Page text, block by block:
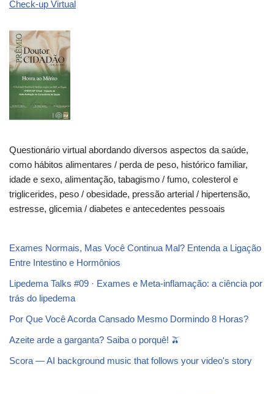
Check-up Virtual
Questionário virtual abordando diversos aspectos da saúde,
como hábitos alimentares / perda de peso, histórico familiar,
idade e sexo, alimentação, tabagismo / fumo, colesterol e
triglicerides, peso / obesidade, pressão arterial / hipertensão,
estresse, glicemia / diabetes e antecedentes pessoais
Exames Normais, Mas Você Continua Mal? Entenda a Ligação
Entre Intestino e Hormônios
Lipedema Talks #09 · Exames e Meta-inflamação: a ciência por
trás do lipedema
Por Que Você Acorda Cansado Mesmo Dormindo 8 Horas?
Azeite arde a garganta? Saiba o porquê! 🫒
Scora — AI background music that follows your video's story